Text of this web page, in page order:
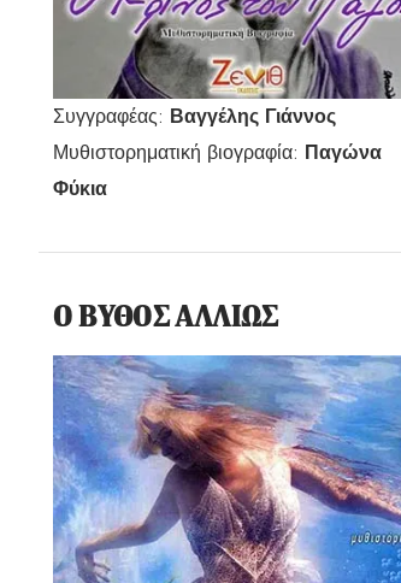
Συγγραφέας: Βαγγέλης Γιάννος
Μυθιστορηματική βιογραφία: Παγώνα
Φύκια
Ο ΒΥΘΟΣ ΑΛΛΙΩΣ